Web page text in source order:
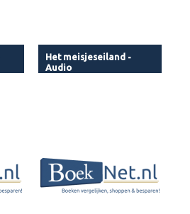
Het meisjeseiland -
Audio